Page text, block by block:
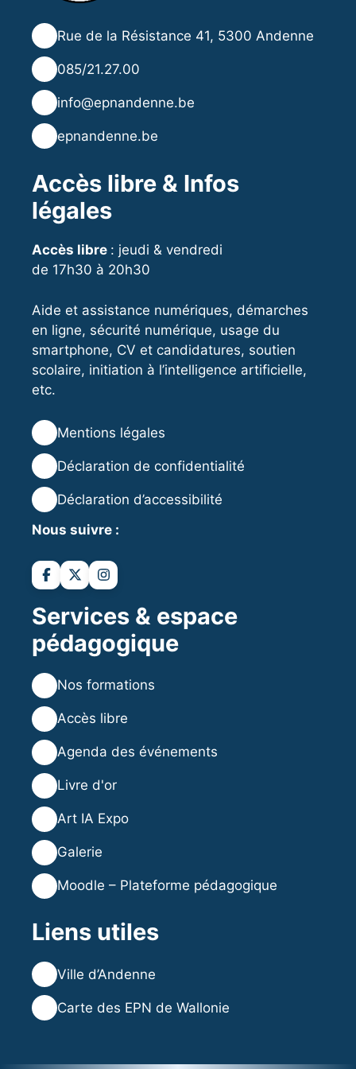
groupe de l'atelier créatif multimédia
Rue de la Résistance 41, 5300 Andenne
085/21.27.00
info@epnandenne.be
epnandenne.be
Accès libre & Infos
légales
Accès libre : jeudi & vendredi
de 17h30 à 20h30
Aide et assistance numériques, démarches
en ligne, sécurité numérique, usage du
smartphone, CV et candidatures, soutien
scolaire, initiation à l’intelligence artificielle,
etc.
Mentions légales
Déclaration de confidentialité
Déclaration d’accessibilité
Nous suivre :
Services & espace
pédagogique
Nos formations
Accès libre
Agenda des événements
Livre d'or
Art IA Expo
Galerie
Moodle – Plateforme pédagogique
Liens utiles
Ville d’Andenne
Carte des EPN de Wallonie